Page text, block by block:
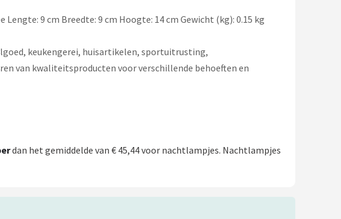
9 cm Breedte: 9 cm Hoogte: 14 cm Gewicht (kg): 0.15 kg
keukengerei, huisartikelen, sportuitrusting,
van kwaliteitsproducten voor verschillende behoeften en
dan het gemiddelde van € 45,44 voor nachtlampjes. Nachtlampjes